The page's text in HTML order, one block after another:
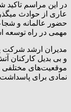
در این مراسم
عاری از حوادث
حضور عالمانه و
مهمی در راه توسعه
مدیران ارشد شرکت
و بی بدیل کارکنان
موقعیت‌های مختلفی
نمادی برای